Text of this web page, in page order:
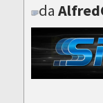
da